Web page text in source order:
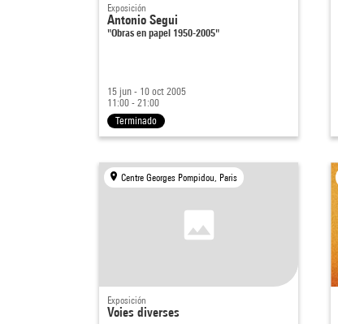
Exposición
Antonio Segui
"Obras en papel 1950-2005"
15 jun - 10 oct 2005
11:00 - 21:00
Terminado
Centre Georges Pompidou, Paris
Exposición
Voies diverses